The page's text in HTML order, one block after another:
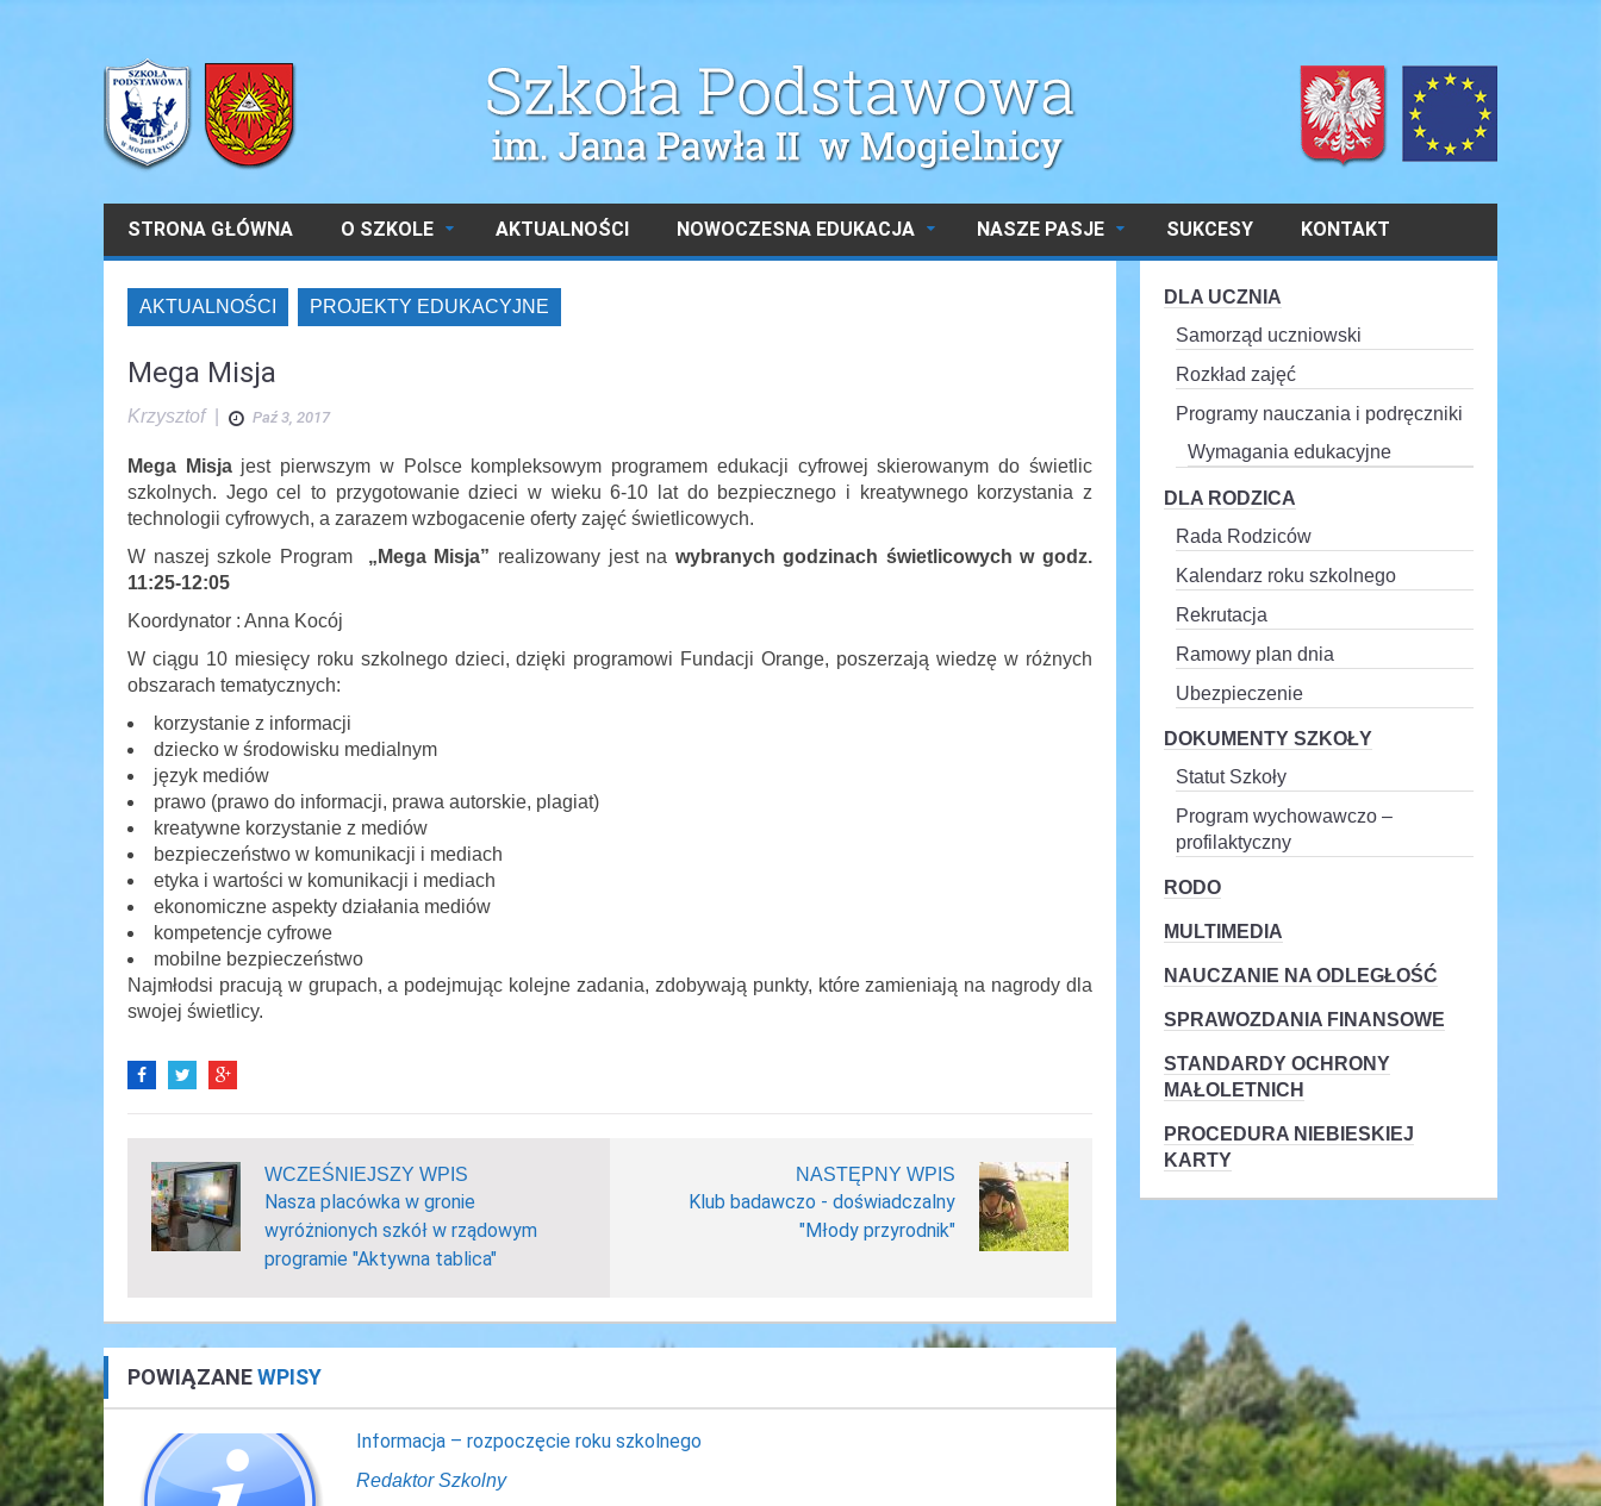
STRONA GŁÓWNA O SZKOLE AKTUALNOŚCI NOWOCZESNA EDUKACJA NASZE PASJE SUKCESY KONTAKT
AKTUALNOŚCI PROJEKTY EDUKACYJNE
Mega Misja
Krzysztof| Paź 3, 2017
Mega Misjajest pierwszym w Polsce kompleksowym programem edukacji cyfrowej skierowanym do świetlic
szkolnych. Jego cel to przygotowanie dzieci w wieku 6-10 lat do bezpiecznego i kreatywnego korzystania z
technologii cyfrowych, a zarazem wzbogacenie oferty zajęć świetlicowych.
W naszej szkole Program „Mega Misja” realizowany jest na wybranych godzinach świetlicowych w godz.
11:25-12:05
Koordynator : Anna Kocój
W ciągu 10 miesięcy roku szkolnego dzieci, dzięki programowi Fundacji Orange, poszerzają wiedzę w różnych
obszarach tematycznych:
korzystanie z informacji
dziecko w środowisku medialnym
język mediów
prawo (prawo do informacji, prawa autorskie, plagiat)
kreatywne korzystanie z mediów
bezpieczeństwo w komunikacji i mediach
etyka i wartości w komunikacji i mediach
ekonomiczne aspekty działania mediów
kompetencje cyfrowe
mobilne bezpieczeństwo
Najmłodsi pracują w grupach, a podejmując kolejne zadania, zdobywają punkty, które zamieniają na nagrody dla
swojej świetlicy.
WCZEŚNIEJSZY WPIS
Nasza placówka w gronie
wyróżnionych szkół w rządowym
programie "Aktywna tablica"
NASTĘPNY WPIS
Klub badawczo - doświadczalny
"Młody przyrodnik"
POWIĄZANEWPISY
Informacja – rozpoczęcie roku szkolnego
Redaktor Szkolny
DLA UCZNIA
Samorząd uczniowski
Rozkład zajęć
Programy nauczania i podręczniki
Wymagania edukacyjne
DLA RODZICA
Rada Rodziców
Kalendarz roku szkolnego
Rekrutacja
Ramowy plan dnia
Ubezpieczenie
DOKUMENTY SZKOŁY
Statut Szkoły
Program wychowawczo –
profilaktyczny
RODO
MULTIMEDIA
NAUCZANIE NA ODLEGŁOŚĆ
SPRAWOZDANIA FINANSOWE
STANDARDY OCHRONY
MAŁOLETNICH
PROCEDURA NIEBIESKIEJ
KARTY